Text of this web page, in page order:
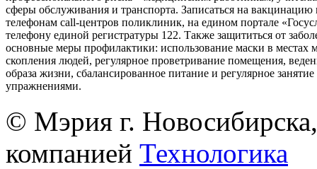
сферы обслуживания и транспорта. Записаться на
телефонам call-центров поликлиник, на едином портале
телефону единой регистратуры 122. Также защититься от
основные меры профилактики: использование маски в местах
скопления людей, регулярное проветривание помещения,
образа жизни, сбалансированное питание и регулярное
упражнениями.
© Мэрия г.
компанией Технологика